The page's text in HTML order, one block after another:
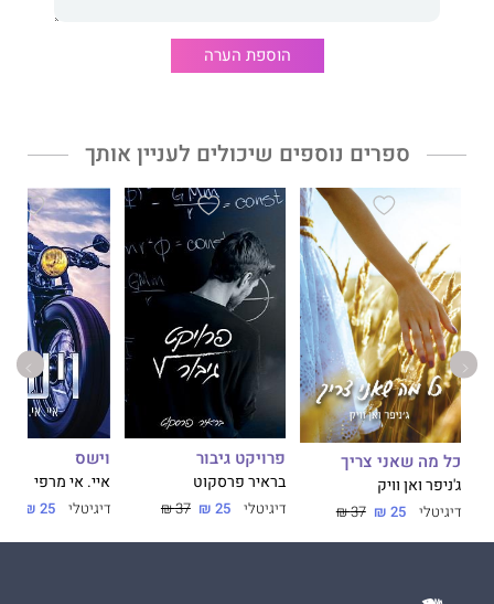
אה, פאדג'. אני חושבת שאני טועה.
הוספת הערה
ספרים נוספים שיכולים לעניין אותך
כל מה שאני צריך
ג'ניפר ואן וויק
דיגיטלי 25 ₪
37 ₪
פרויקט גיבור
בראיר פרסקוט
דיגיטלי 25 ₪
37 ₪
וישס
איי. אי מרפי
דיגיטלי 25 ₪